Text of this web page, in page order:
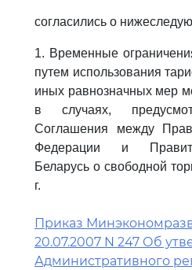
согласились о
1. Временные
путем использования
иных равнозначных мер
в случаях,
Соглашения между
Федерации и
Беларусь о свободной
г.
Приказ
20.07.2007 N 247 Об
Административного